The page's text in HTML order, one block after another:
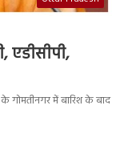
एडीसीपी,
गोमतीनगर में बारिश के बाद